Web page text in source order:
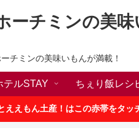
ーチミンの美味
チミンの美味いもんが満載！
テルSTAY ちぇり飯レシ
ええもん土産！はこの赤帯をタッ